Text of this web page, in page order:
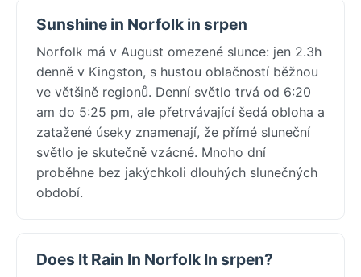
Sunshine in Norfolk in srpen
Norfolk má v August omezené slunce: jen 2.3h
denně v Kingston, s hustou oblačností běžnou
ve většině regionů. Denní světlo trvá od 6:20
am do 5:25 pm, ale přetrvávající šedá obloha a
zatažené úseky znamenají, že přímé sluneční
světlo je skutečně vzácné. Mnoho dní
proběhne bez jakýchkoli dlouhých slunečných
období.
Does It Rain In Norfolk In srpen?